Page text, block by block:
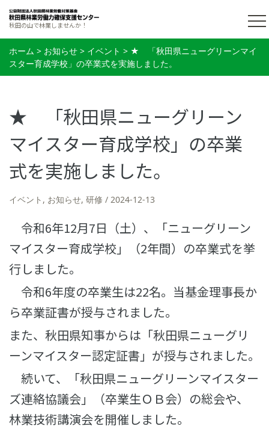
秋田の山で林業しませんか！
ホーム > お知らせ > イベント > ★ 「秋田県ニューグリーンマイ
スター育成学校」の卒業式を実施しました。
★ 「秋田県ニューグリーン
マイスター育成学校」の卒業
式を実施しました。
イベント , お知らせ, 研修 2024-12-13
令和6年12月7日（土）、「ニューグリーン
マイスター育成学校」（2年間）の卒業式を挙
行しました。
令和6年度の卒業生は22名。当基金理事長か
ら卒業証書が授与されました。
また、秋田県知事からは「秋田県ニューグリ
ーンマイスター認定証書」が授与されました。
続いて、「秋田県ニューグリーンマイスター
ズ連絡協議会」（卒業生ＯＢ会）の総会や、
林業技術講演会を開催しました。